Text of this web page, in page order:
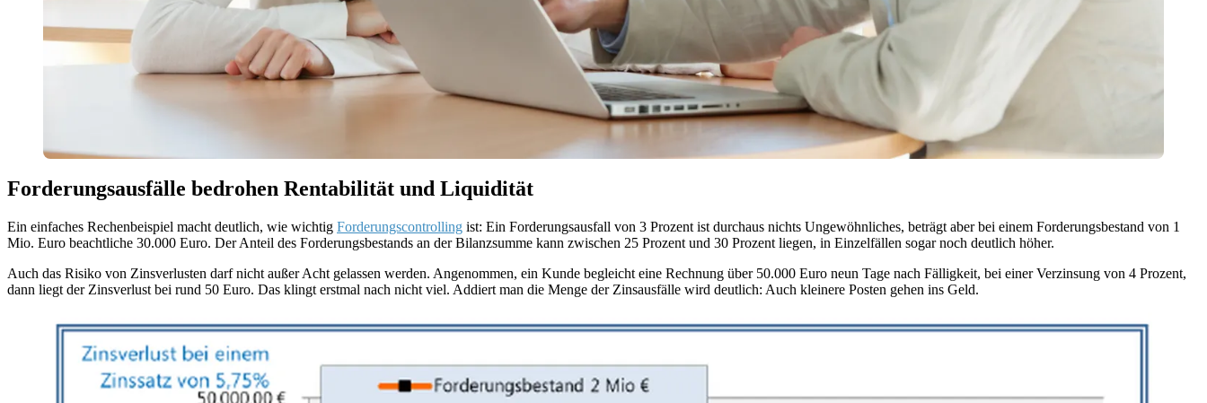
Forderungsausfälle bedrohen Rentabilität und Liquidität
Ein einfaches Rechenbeispiel macht deutlich, wie wichtig Forderungscontrolling ist: Ein Forderungsausfall von 3 Prozent ist durchaus nichts Ungewöhnliches, beträgt aber bei einem Forderungsbestand von 1
Mio. Euro beachtliche 30.000 Euro. Der Anteil des Forderungsbestands an der Bilanzsumme kann zwischen 25 Prozent und 30 Prozent liegen, in Einzelfällen sogar noch deutlich höher.
Auch das Risiko von Zinsverlusten darf nicht außer Acht gelassen werden. Angenommen, ein Kunde begleicht eine Rechnung über 50.000 Euro neun Tage nach Fälligkeit, bei einer Verzinsung von 4 Prozent,
dann liegt der Zinsverlust bei rund 50 Euro. Das klingt erstmal nach nicht viel. Addiert man die Menge der Zinsausfälle wird deutlich: Auch kleinere Posten gehen ins Geld.